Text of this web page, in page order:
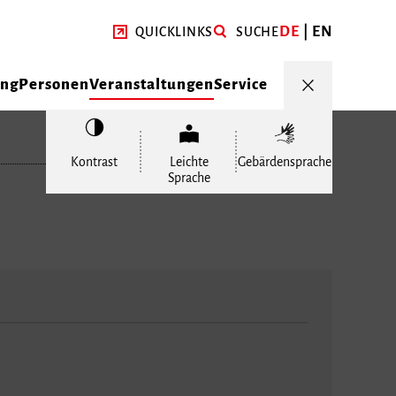
QUICKLINKS SUCHEDE EN
PersonenVeranstaltungenService
Kontrast
Leichte
Sprache
Gebärdensprache